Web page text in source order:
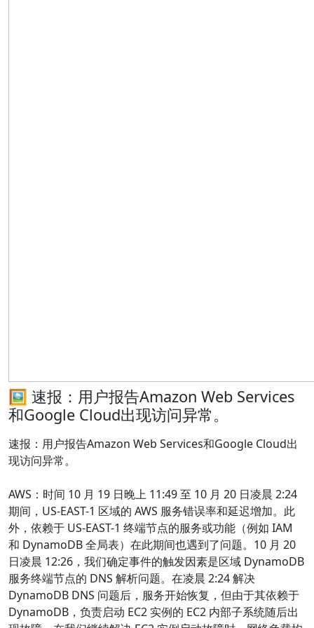
🖼 速报：用户报告Amazon Web Services
和Google Cloud出现访问异常。
速报：用户报告Amazon Web Services和Google Cloud出
现访问异常。
AWS：时间 10 月 19 日晚上 11:49 至 10 月 20 日凌晨 2:24
期间，US-EAST-1 区域的 AWS 服务错误率和延迟增加。此
外，依赖于 US-EAST-1 终端节点的服务或功能（例如 IAM
和 DynamoDB 全局表）在此期间也遇到了问题。10 月 20
日凌晨 12:26，我们确定事件的触发因素是区域 DynamoDB
服务终端节点的 DNS 解析问题。在凌晨 2:24 解决
DynamoDB DNS 问题后，服务开始恢复，但由于其依赖于
DynamoDB，负责启动 EC2 实例的 EC2 内部子系统随后出